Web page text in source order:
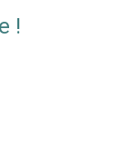
!